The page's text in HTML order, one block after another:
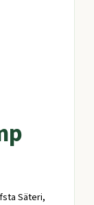
Säteri,